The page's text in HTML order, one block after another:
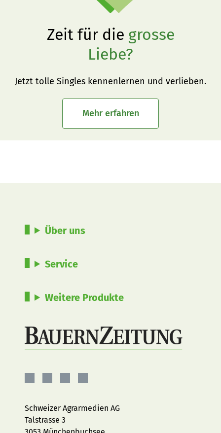
Zeit für die grosse
Liebe?
Jetzt tolle Singles kennenlernen und verlieben.
Mehr erfahren
Über uns
Service
Weitere Produkte
Facebook
Instagram
YouTubeLinkedIn
Schweizer Agrarmedien AG
Talstrasse 3